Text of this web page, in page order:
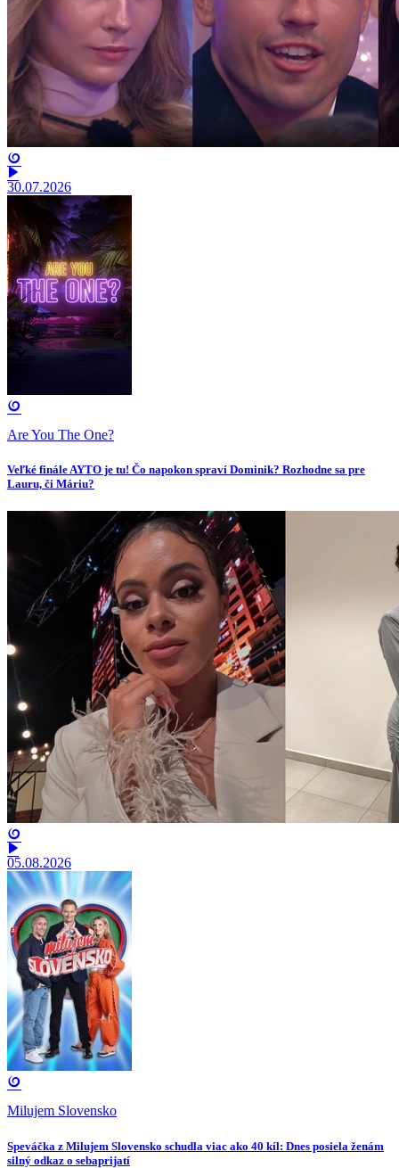
30.07.2026
Are You The One?
Veľké finále AYTO je tu! Čo napokon spraví Dominik? Rozhodne sa pre
Lauru, či Máriu?
05.08.2026
Milujem Slovensko
Speváčka z Milujem Slovensko schudla viac ako 40 kíl: Dnes posiela ženám
silný odkaz o sebaprijatí